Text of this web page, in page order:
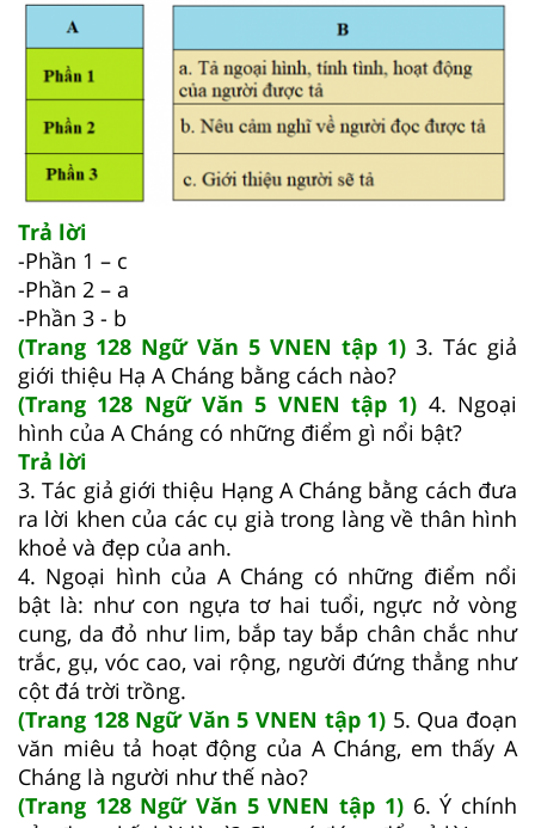
Trả lời
-Phần 1 – c
-Phần 2 – a
-Phần 3 - b
(Trang 128 Ngữ Văn 5 VNEN tập 1) 3. Tác giả
giới thiệu Hạ A Cháng bằng cách nào?
(Trang 128 Ngữ Văn 5 VNEN tập 1) 4. Ngoại
hình của A Cháng có những điểm gì nổi bật?
Trả lời
3. Tác giả giới thiệu Hạng A Cháng bằng cách đưa
ra lời khen của các cụ già trong làng về thân hình
khoẻ và đẹp của anh.
4. Ngoại hình của A Cháng có những điểm nổi
bật là: như con ngựa tơ hai tuổi, ngực nở vòng
cung, da đỏ như lim, bắp tay bắp chân chắc như
trắc, gụ, vóc cao, vai rộng, người đứng thẳng như
cột đá trời trồng.
(Trang 128 Ngữ Văn 5 VNEN tập 1) 5. Qua đoạn
văn miêu tả hoạt động của A Cháng, em thấy A
Cháng là người như thế nào?
(Trang 128 Ngữ Văn 5 VNEN tập 1)6. Ý chính